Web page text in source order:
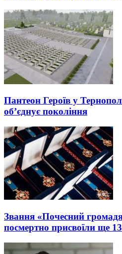
Пантеон Героїв у
об’єднує покоління
Звання «Почесний
посмертно присвоїли ще